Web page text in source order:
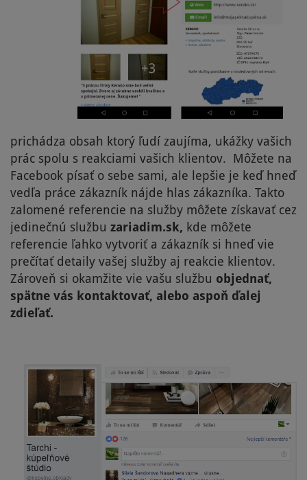
prichádza obsah ktorý ľudí zaujíma, ukážky vašich
prác spolu s reakciami vašich klientov. Môžete na
Facebook písať o sebe sami, ale lepšie je keď hneď
vedľa práce zákazník nájde hlas zákazníka. Takto
zalomené referencie na služby môžete získavať cez
jedinečnú službu zariadim.sk, kde môžete
referencie ľahko vytvoriť a zákazník si hneď vie
prečítať detaily vašej služby aj reakcie klientov.
Zároveň si okamžite vie vašu službu objednať,
spätne vás kontaktovať, alebo aspoň ďalej
zdieľať.